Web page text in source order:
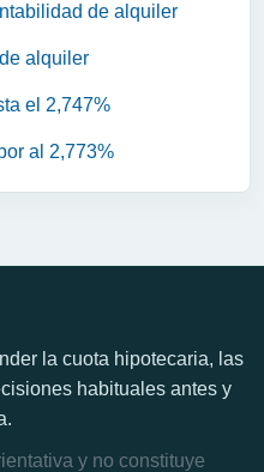
de alquiler
alquiler
el 2,747%
al 2,773%
la cuota hipotecaria, las
habituales antes y
y no constituye